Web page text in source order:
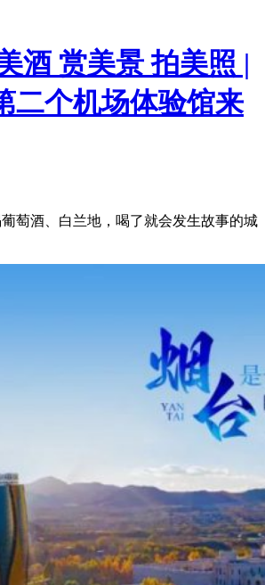
酒 赏美景 拍美照 |
二个机场体验馆来
萄酒、白兰地，喝了就会发生故事的城